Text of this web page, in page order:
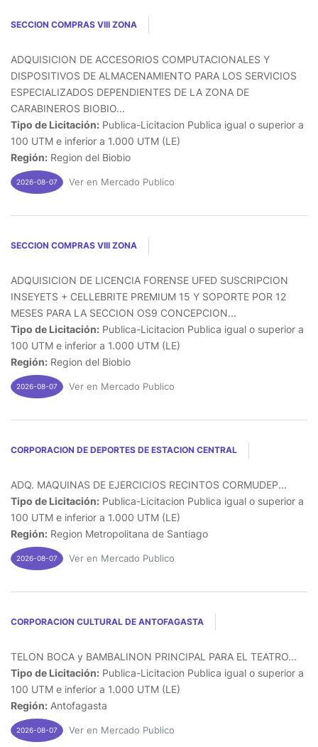
SECCION COMPRAS VIII ZONA
ADQUISICION DE ACCESORIOS COMPUTACIONALES Y
DISPOSITIVOS DE ALMACENAMIENTO PARA LOS SERVICIOS
ESPECIALIZADOS DEPENDIENTES DE LA ZONA DE
CARABINEROS BIOBIO...
Tipo de Licitación: Publica-Licitacion Publica igual o superior a
100 UTM e inferior a 1.000 UTM (LE)
Región: Region del Biobio
2026-08-07 Ver en Mercado Publico
SECCION COMPRAS VIII ZONA
ADQUISICION DE LICENCIA FORENSE UFED SUSCRIPCION
INSEYETS + CELLEBRITE PREMIUM 15 Y SOPORTE POR 12
MESES PARA LA SECCION OS9 CONCEPCION...
Tipo de Licitación: Publica-Licitacion Publica igual o superior a
100 UTM e inferior a 1.000 UTM (LE)
Región: Region del Biobio
2026-08-07 Ver en Mercado Publico
CORPORACION DE DEPORTES DE ESTACION CENTRAL
ADQ. MAQUINAS DE EJERCICIOS RECINTOS CORMUDEP...
Tipo de Licitación: Publica-Licitacion Publica igual o superior a
100 UTM e inferior a 1.000 UTM (LE)
Región: Region Metropolitana de Santiago
2026-08-07 Ver en Mercado Publico
CORPORACION CULTURAL DE ANTOFAGASTA
TELON BOCA y BAMBALINON PRINCIPAL PARA EL TEATRO...
Tipo de Licitación: Publica-Licitacion Publica igual o superior a
100 UTM e inferior a 1.000 UTM (LE)
Región: Antofagasta
2026-08-07 Ver en Mercado Publico